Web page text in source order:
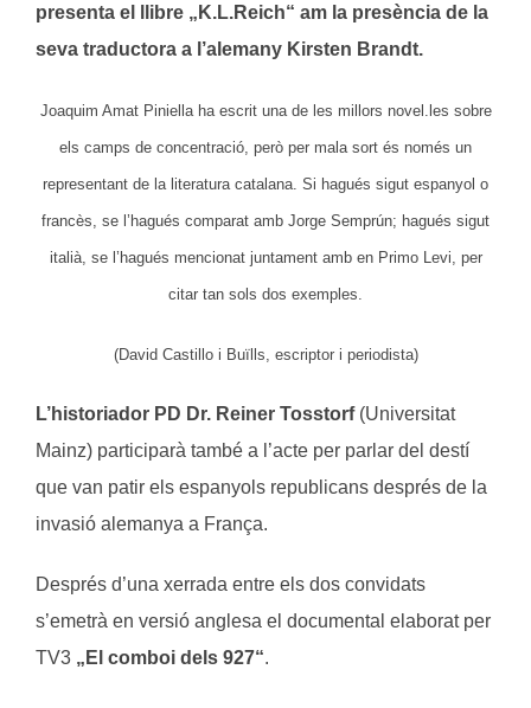
presenta el llibre „K.L.Reich“ am la presència de la
seva traductora a l’alemany Kirsten Brandt.
Joaquim Amat Piniella ha escrit una de les millors novel.les sobre
els camps de concentració, però per mala sort és només un
representant de la literatura catalana. Si hagués sigut espanyol o
francès, se l’hagués comparat amb Jorge Semprún; hagués sigut
italià, se l’hagués mencionat juntament amb en Primo Levi, per
citar tan sols dos exemples.
(David Castillo i Buïlls, escriptor i periodista)
L’historiador PD Dr. Reiner Tosstorf (Universitat
Mainz) participarà també a l’acte per parlar del destí
que van patir els espanyols republicans després de la
invasió alemanya a França.
Després d’una xerrada entre els dos convidats
s’emetrà en versió anglesa el documental elaborat per
TV3 „El comboi dels 927“.